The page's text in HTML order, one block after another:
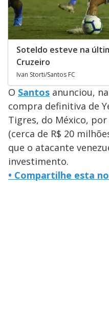
Soteldo esteve na
Cruzeiro
Ivan Storti/Santos FC
O Santos anunciou,
compra definitiva de
Tigres, do México,
(cerca de R$ 20
que o atacante
investimento.
• Compartilhe esta